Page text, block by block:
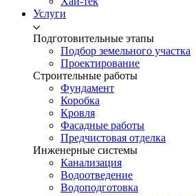
Услуги
Подготовительные этапы
Подбор земельного участка
Проектирование
Строительные работы
Фундамент
Коробка
Кровля
Фасадные работы
Предчистовая отделка
Инженерные системы
Канализация
Водоотведение
Водоподготовка